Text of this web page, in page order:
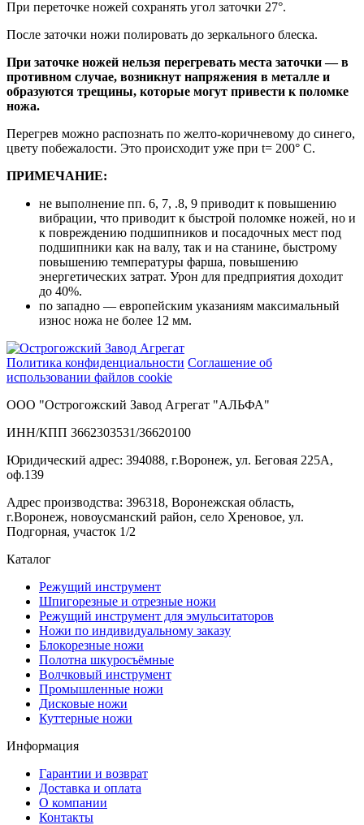
При переточке ножей сохранять угол заточки 27°.
После заточки ножи полировать до зеркального блеска.
При заточке ножей нельзя перегревать места заточки — в
противном случае, возникнут напряжения в металле и
образуются трещины, которые могут привести к поломке
ножа.
Перегрев можно распознать по желто-коричневому до синего,
цвету побежалости. Это происходит уже при t= 200° С.
ПРИМЕЧАНИЕ:
не выполнение пп. 6, 7, .8, 9 приводит к повышению
вибрации, что приводит к быстрой поломке ножей, но и
к повреждению подшипников и посадочных мест под
подшипники как на валу, так и на станине, быстрому
повышению температуры фарша, повышению
энергетических затрат. Урон для предприятия доходит
до 40%.
по западно — европейским указаниям максимальный
износ ножа не более 12 мм.
Политика конфиденциальности Соглашение об
использовании файлов cookie
ООО "Острогожский Завод Агрегат "АЛЬФА"
ИНН/КПП 3662303531/36620100
Юридический адрес: 394088, г.Воронеж, ул. Беговая 225А,
оф.139
Адрес производства: 396318, Воронежская область,
г.Воронеж, новоусманский район, село Хреновое, ул.
Подгорная, участок 1/2
Каталог
Режущий инструмент
Шпигорезные и отрезные ножи
Режущий инструмент для эмульситаторов
Ножи по индивидуальному заказу
Блокорезные ножи
Полотна шкуросъёмные
Волчковый инструмент
Промышленные ножи
Дисковые ножи
Куттерные ножи
Информация
Гарантии и возврат
Доставка и оплата
О компании
Контакты